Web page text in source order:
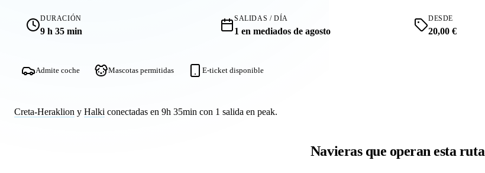
DURACIÓN
9 h 35 min
SALIDAS / DÍA
1 en mediados de agosto
DESDE
20,00 €
Admite coche Mascotas permitidas E-ticket disponible
Creta-Heraklion y Halki conectadas en 9h 35min con 1 salida en peak.
Navieras que operan esta ruta